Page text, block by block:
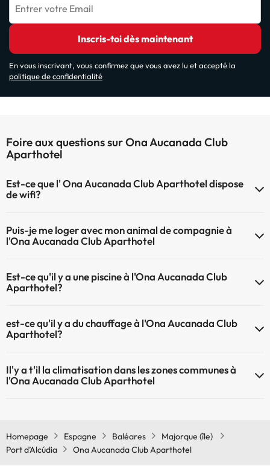
Entrer votre Email
Inscris-toi dès maintenant
En vous inscrivant, vous confirmez que vous avez lu et accepté la
politique de confidentialité
Foire aux questions sur Ona Aucanada Club
Aparthotel
Est-ce que l' Ona Aucanada Club Aparthotel dispose
de wifi?
Le Ona Aucanada Club Aparthotel dispose du Wifi.
Puis-je me loger avec mon animal de compagnie à
l'Ona Aucanada Club Aparthotel
ne sont pas admis.
Est-ce qu'il y a une piscine à l'Ona Aucanada Club
Aparthotel?
plus d'info sur la piscine et d'autres installations.
est-ce qu'il y a du chauffage à l'Ona Aucanada Club
Aparthotel?
zones communes
Il'y a t'il la climatisation dans les zones communes à
l'Ona Aucanada Club Aparthotel
Homepage
Espagne Baléares
Majorque (île)
Port d’Alcúdia
Ona Aucanada Club Aparthotel